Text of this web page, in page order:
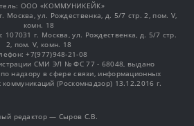
OOO «КОММУНИКЕЙК»
Москва, ул. Рождественка, д. 5/7 стр. 2, пом. V,
комн. 18
107031 г. Москва, ул. Рождественка, д. 5/7 стр.
2, пом. V, комн. 18
+7(977)948-21-08
СМИ ЭЛ № ФС 77 - 68048, выдано
надзору в сфере связи, информационных
(Роскомнадзор) 13.12.2016 г.
редактор — Сыров С.В.